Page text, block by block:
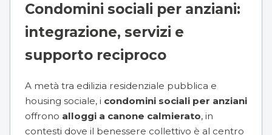
Condomini sociali per anziani:
integrazione, servizi e
supporto reciproco
A metà tra edilizia residenziale pubblica e
housing sociale, i condomini sociali per anziani
offrono alloggi a canone calmierato, in
contesti dove il benessere collettivo è al centro